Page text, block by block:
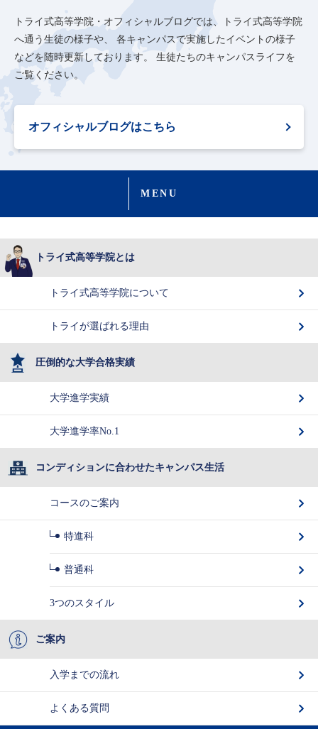
トライ式高等学院・オフィシャルブログでは、トライ式高等学院
へ通う生徒の様子や、
各キャンパスで実施したイベントの様子
などを随時更新しております。
生徒たちのキャンパスライフを
ご覧ください。
オフィシャルブログはこちら
MENU
トライ式高等学院とは
トライ式高等学院について
トライが選ばれる理由
圧倒的な大学合格実績
大学進学実績
大学進学率No.1
コンディションに合わせたキャンパス生活
コースのご案内
特進科
普通科
3つのスタイル
ご案内
入学までの流れ
よくある質問